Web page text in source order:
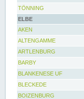
TÖNNING
ELBE
AKEN
ALTENGAMME
ARTLENBURG
BARBY
BLANKENESE UF
BLECKEDE
BOIZENBURG